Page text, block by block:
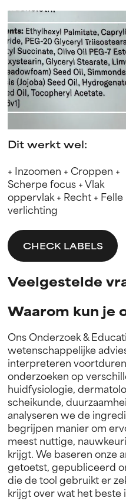
Dit werkt wel:
+ Inzoomen + Croppen +
Scherpe focus + Vlak
oppervlak + Recht + Felle
verlichting
CHECK LABELS
Veelgestelde
Waarom kun je
Ons Onderzoek &
wetenschappelijke
interpreteren
onderzoeken op
huidfysiologie,
scheikunde,
analyseren we de
begrijpen manier om
meest nuttige,
krijgt. We baseren onze
getoetst, gepubliceerd
die de tool gebruikt er
krijgt over wat het beste